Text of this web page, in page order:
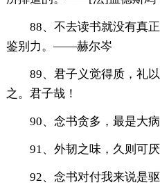
88、不去读书就没有真
鉴别力。——赫尔岑
89、君子义觉得质，礼
之。君子哉！
90、念书贪多，最是大
91、外韧之味，久则可
92、念书对付我来说是